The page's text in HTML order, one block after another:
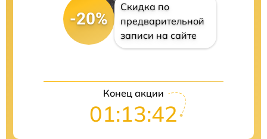
-20%
Скидка по
предварительной
записи на сайте
Конец акции
01:13:41